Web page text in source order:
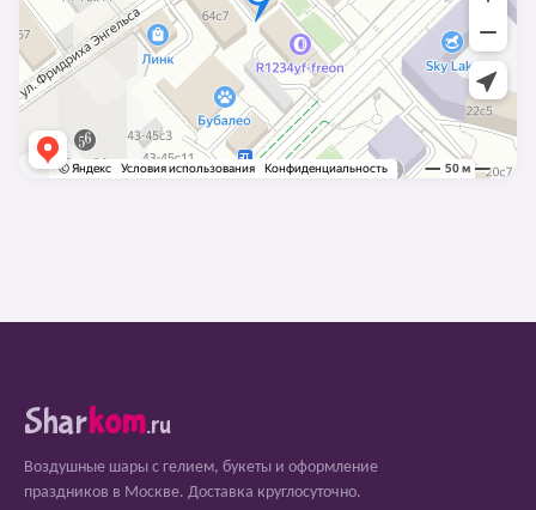
Sharkom.ru
Воздушные шары с гелием, букеты и оформление
праздников в Москве. Доставка круглосуточно.